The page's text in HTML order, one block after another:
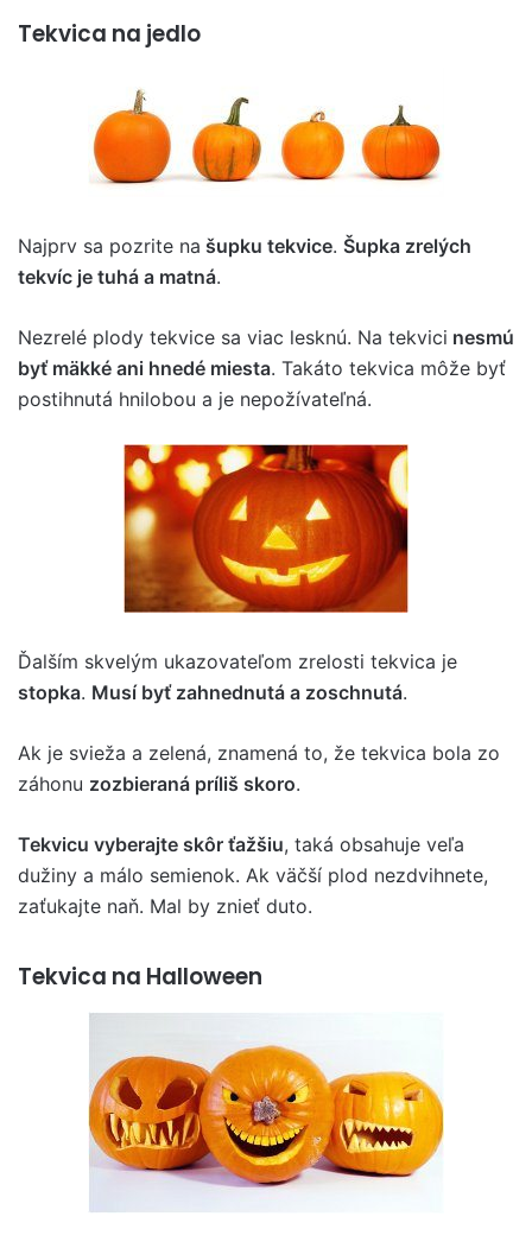
Tekvica na jedlo
Najprv sa pozrite na šupku tekvice. Šupka zrelých
tekvíc je tuhá a matná.
Nezrelé plody tekvice sa viac lesknú. Na tekvici nesmú
byť mäkké ani hnedé miesta. Takáto tekvica môže byť
postihnutá hnilobou a je nepožívateľná.
Ďalším skvelým ukazovateľom zrelosti tekvica je
stopka. Musí byť zahnednutá a zoschnutá.
Ak je svieža a zelená, znamená to, že tekvica bola zo
záhonu zozbieraná príliš skoro.
Tekvicu vyberajte skôr ťažšiu, taká obsahuje veľa
dužiny a málo semienok. Ak väčší plod nezdvihnete,
zaťukajte naň. Mal by znieť duto.
Tekvica na Halloween